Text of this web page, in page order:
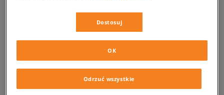
SIZEERCLUB
Dostosuj
Odrzuć wszystkie
OK